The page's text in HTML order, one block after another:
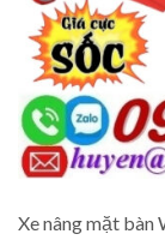
Xe nâng mặt bàn